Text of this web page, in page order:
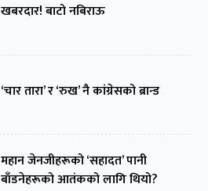
खबरदार! बाटो नबिराऊ
‘चार तारा’ र ‘रुख’ नै कांग्रेसको ब्रान्ड
महान जेनजीहरूको ‘सहादत’ पानी
बाँडनेहरूको आतंकको लागि थियो?